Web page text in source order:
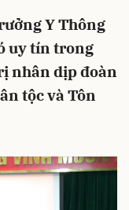
Y Thông
uy tín trong
nhân dịp đoàn
tộc và Tôn